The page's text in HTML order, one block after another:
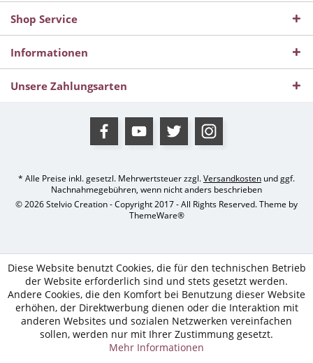
Shop Service
Informationen
Unsere Zahlungsarten
* Alle Preise inkl. gesetzl. Mehrwertsteuer zzgl.Versandkosten und ggf.
Nachnahmegebühren, wenn nicht anders beschrieben
© 2026 Stelvio Creation - Copyright 2017 - All Rights Reserved. Theme by
ThemeWare®
Diese Website benutzt Cookies, die für den technischen Betrieb
der Website erforderlich sind und stets gesetzt werden.
Andere Cookies, die den Komfort bei Benutzung dieser Website
erhöhen, der Direktwerbung dienen oder die Interaktion mit
anderen Websites und sozialen Netzwerken vereinfachen
sollen, werden nur mit Ihrer Zustimmung gesetzt.
Mehr Informationen